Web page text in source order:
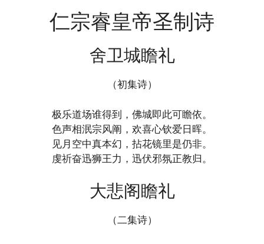
仁宗睿皇帝圣制诗
舍卫城瞻礼
（初集诗）
极乐道场谁得到，佛城即此可瞻依。
色声相泯宗风阐，欢喜心钦爱日晖。
见月空中真本幻，拈花镜里是仍非。
虔祈奋迅狮王力，迅伏邪氛正教归。
大悲阁瞻礼
（二集诗）